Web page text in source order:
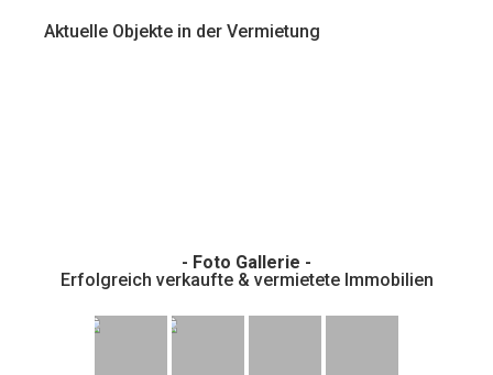
Aktuelle Objekte in der Vermietung
- Foto Gallerie -
Erfolgreich verkaufte & vermietete Immobilien